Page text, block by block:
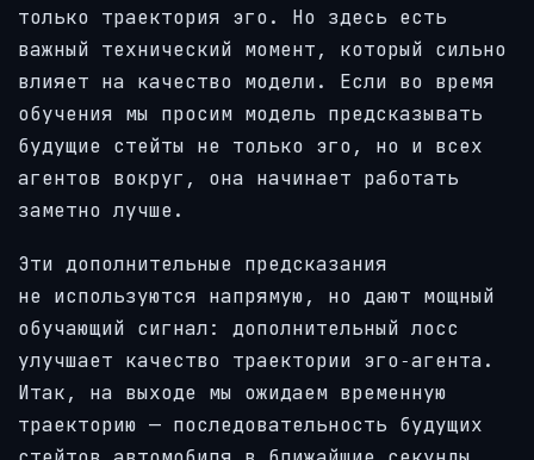
только траектория эго. Но здесь есть
важный технический момент, который сильно
влияет на качество модели. Если во время
обучения мы просим модель предсказывать
будущие стейты не только эго, но и всех
агентов вокруг, она начинает работать
заметно лучше.
Эти дополнительные предсказания
не используются напрямую, но дают мощный
обучающий сигнал: дополнительный лосс
улучшает качество траектории эго‑агента.
Итак, на выходе мы ожидаем временную
траекторию — последовательность будущих